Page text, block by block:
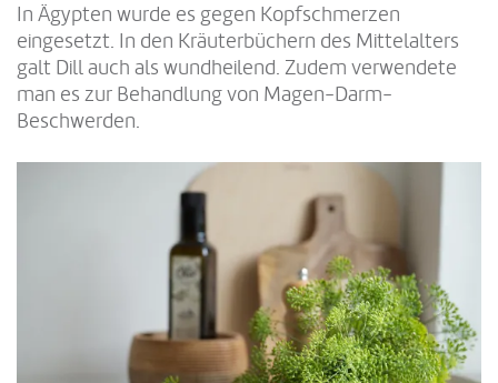
In Ägypten wurde es gegen Kopfschmerzen
eingesetzt. In den Kräuterbüchern des Mittelalters
galt Dill auch als wundheilend. Zudem verwendete
man es zur Behandlung von Magen-Darm-
Beschwerden.